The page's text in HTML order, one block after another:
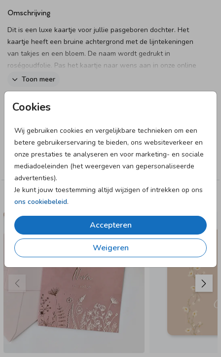
Cookies
Wij gebruiken cookies en vergelijkbare technieken om een
betere gebruikerservaring te bieden, ons websiteverkeer en
onze prestaties te analyseren en voor marketing- en sociale
mediadoeleinden (het weergeven van gepersonaliseerde
advertenties).
Je kunt jouw toestemming altijd wijzigen of intrekken op ons
ons cookiebeleid.
Accepteren
Weigeren
Omschrijving
Dit is een luxe kaartje voor jullie pasgeboren dochter. Het
kaartje heeft een bruine achtergrond met de lijntekeningen
van takjes en een bloem. De naam wordt gedrukt in
roségoudfolie. Pas het kaartje naar wens aan in onze online
editor en bestel een proefdruk om dit kaartje in het echt te
zien!
Toon meer
Designer
Collectie
Meisje
Deze designs vind je misschien ook leuk
GEBOORTEKAARTJE